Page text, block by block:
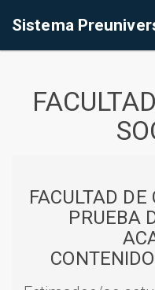
Sistema
FACULTAD
PRUEBA